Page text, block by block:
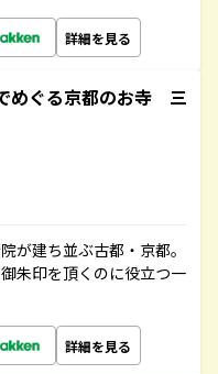
詳細を見る
めぐる京都のお寺 三
が建ち並ぶ古都・京都。
朱印を頂くのに役立つ一
詳細を見る